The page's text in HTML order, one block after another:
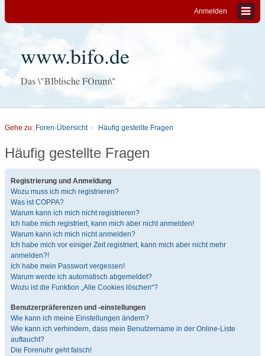
Anmelden
www.bifo.de
Das \"BIblische FOrum\"
Gehe zu: Foren-Übersicht Häufig gestellte Fragen
Häufig gestellte Fragen
Registrierung und Anmeldung
Wozu muss ich mich registrieren?
Was ist COPPA?
Warum kann ich mich nicht registrieren?
Ich habe mich registriert, kann mich aber nicht anmelden!
Warum kann ich mich nicht anmelden?
Ich habe mich vor einiger Zeit registriert, kann mich aber nicht mehr
anmelden?!
Ich habe mein Passwort vergessen!
Warum werde ich automatisch abgemeldet?
Wozu ist die Funktion „Alle Cookies löschen“?
Benutzerpräferenzen und -einstellungen
Wie kann ich meine Einstellungen ändern?
Wie kann ich verhindern, dass mein Benutzername in der Online-Liste
auftaucht?
Die Forenuhr geht falsch!